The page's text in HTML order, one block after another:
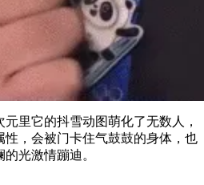
里它的抖雪动图萌化了无数人，
性，会被门卡住气鼓鼓的身体，也
光激情蹦迪。